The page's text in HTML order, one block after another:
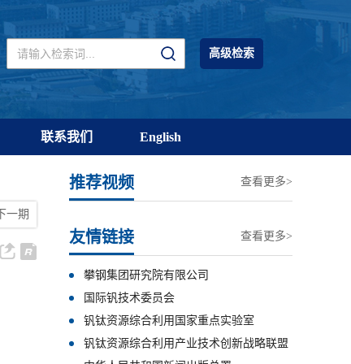
高级检索
联系我们 English
下一期
推荐视频 查看更多>
友情链接 查看更多>
攀钢集团研究院有限公司
国际钒技术委员会
钒钛资源综合利用国家重点实验室
钒钛资源综合利用产业技术创新战略联盟